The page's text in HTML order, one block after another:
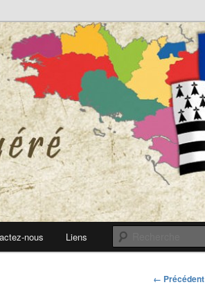
nous Liens
Navigation
← Précédent